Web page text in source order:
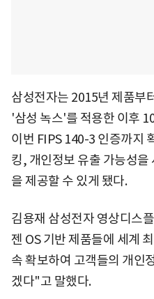
삼성전자는 2015년 제품부
'삼성 녹스'를 적용한 이후
이번 FIPS 140-3 인증까지
킹, 개인정보 유출 가능성
을 제공할 수 있게 됐다.
김용재 삼성전자 영상디스
젠 OS 기반 제품들에 세계
속 확보하여 고객들의 개인
겠다"고 말했다.